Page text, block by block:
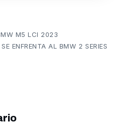
M5 LCI 2023
ENFRENTA AL BMW 2 SERIES